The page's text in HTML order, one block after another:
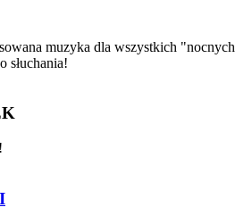
muzyka dla wszystkich "nocnych
słuchania!